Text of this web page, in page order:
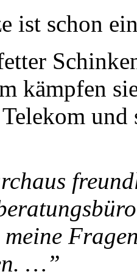
ist schon
kämpfen
…”